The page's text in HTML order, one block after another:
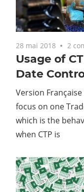
28 mai 2018 2
Usage of
Date
Version
focus on one
which is the
when CTP is